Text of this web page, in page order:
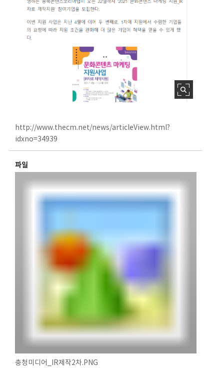
http://www.thecm.net/news/articleView.html?
idxno=34939
파일
충청미디어_IR제작2차.PNG